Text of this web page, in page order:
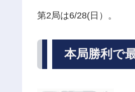
第2局は6/28(日）。
本局勝利で